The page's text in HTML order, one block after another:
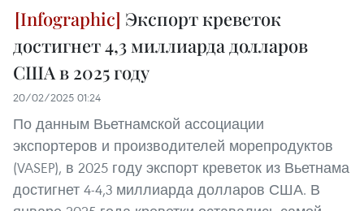
Экспорт креветок
достигнет 4,3 миллиарда долларов
США в 2025 году
20/02/2025 01:24
По данным Вьетнамской ассоциации
экспортеров и производителей морепродуктов
(VASEP), в 2025 году экспорт креветок из Вьетнама
достигнет 4-4,3 миллиарда долларов США. В